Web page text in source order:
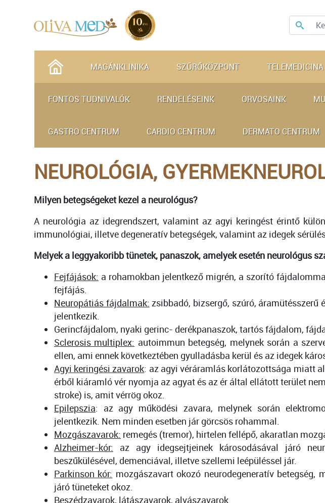
MAGÁNKLINIKA SZŰRŐKÖZPONT TELEMEDICINA
FONTOS TUDNIVALÓK RENDELÉSEINK ORVOSAINK
GASTRO CENTRUM CARDIO CENTRUM DERMATO CENTRUM
NEUROLÓGIA,
Milyen betegségeket kezel a neurológus?
A neurológia az idegrendszert, valamint az agyi keringést érintő
immunológiai, illetve degeneratív betegségek, valamint az idegek
Melyek a leggyakoribb tünetek, panaszok, amelyek esetén neurológus
Fejfájások: a rohamokban jelentkező migrén, a szorító
fejfájás.
Neuropátiás fájdalmak: zsibbadó, bizsergő, szúró, áramütésszerű
jelentkezik.
Gerincfájdalom, nyaki gerinc- derékpanaszok, tartós fájdalom,
Sclerosis multiplex: autoimmun betegség, melynek során a
ellen, ami ennek következtében gyulladásba kerül és az idegek
Agyi keringési zavarok: az agyi véráramlás korlátozottsága miatt
érből kiáramló vér nyomja az agyat és az ér által ellátott terület
stroke) is, amit vérrög okoz.
Epilepszia: az agy működési zavara, melynek során
jelentkezik. Nem minden esetben jár görcsös rohammal.
Mozgászavarok: remegés (tremor), hirtelen fellépő, akaratlan
Alzheimer-kór: az agy idegsejtjeinek károsodásával járó
beszűkülésével, demenciával, illetve szellemi leépüléssel jár.
Parkinson kór: mozgászavart okozó neurodegeneratív betegség,
járó tüneteket okoz.
Beszédzavarok, látászavarok, alvászavarok